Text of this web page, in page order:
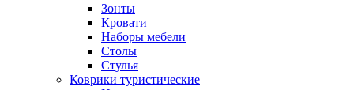
Зонты
Кровати
Наборы мебели
Столы
Стулья
Коврики туристические